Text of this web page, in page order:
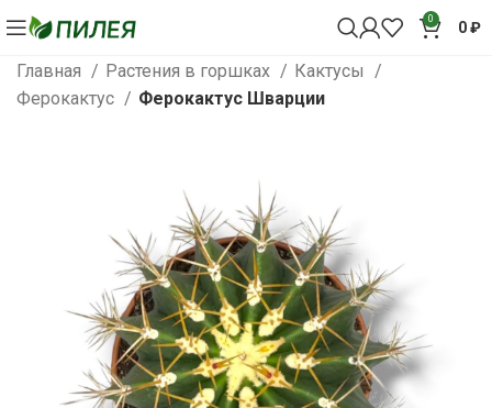
0 0₽
Главная Растения в горшках
Кактусы
Ферокактус
Ферокактус Шварции